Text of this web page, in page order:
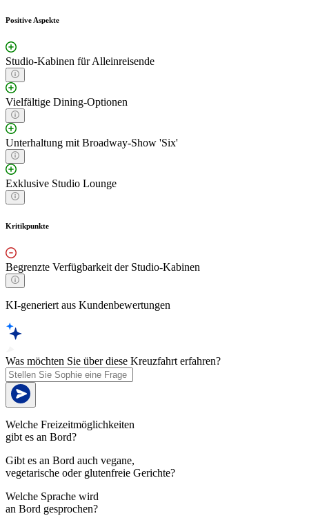
Positive Aspekte
Studio-Kabinen für Alleinreisende
Vielfältige Dining-Optionen
Unterhaltung mit Broadway-Show 'Six'
Exklusive Studio Lounge
Kritikpunkte
Begrenzte Verfügbarkeit der Studio-Kabinen
KI-generiert aus Kundenbewertungen
Was möchten Sie über diese Kreuzfahrt erfahren?
Welche Freizeitmöglichkeiten
gibt es an Bord?
Gibt es an Bord auch vegane,
vegetarische oder glutenfreie Gerichte?
Welche Sprache wird
an Bord gesprochen?